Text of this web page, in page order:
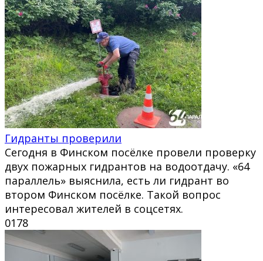
Гидранты проверили
Сегодня в Финском посёлке провели проверку
двух пожарных гидрантов на водоотдачу. «64
параллель» выяснила, есть ли гидрант во
втором Финском посёлке. Такой вопрос
интересовал жителей в соцсетях.
0178